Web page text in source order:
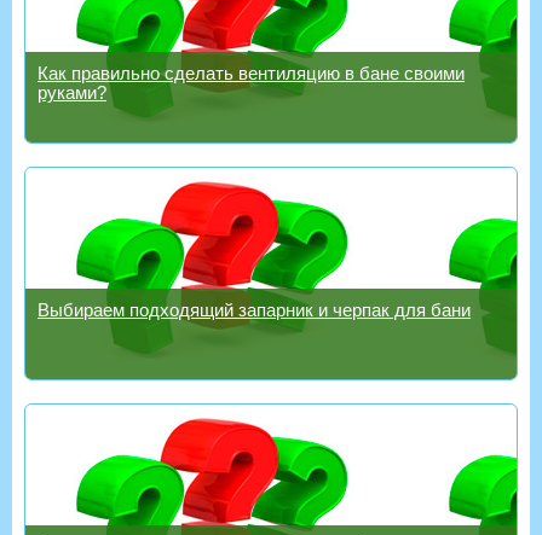
Как правильно сделать вентиляцию в бане своими
руками?
Выбираем подходящий запарник и черпак для бани